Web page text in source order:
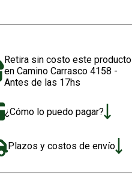
Retira sin costo este producto
en Camino Carrasco 4158 -
Antes de las 17hs
¿Cómo lo puedo pagar?
Plazos y costos de envío